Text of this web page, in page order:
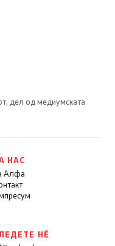
дел од медиумската
НАС
Алфа
НÉ